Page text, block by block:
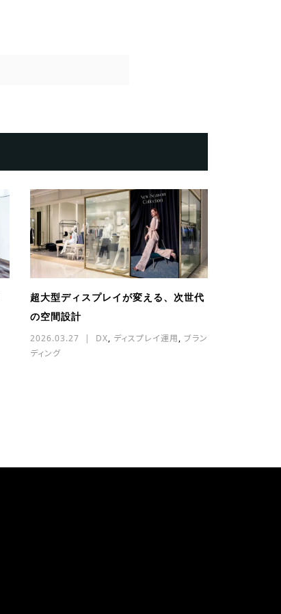
超大型ディスプレイが変える、次世代
の空間設計
2026.03.27 DX, ディスプレイ運用, ブラン
ディング